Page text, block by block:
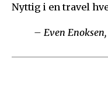
Nyttig i en travel
– Even